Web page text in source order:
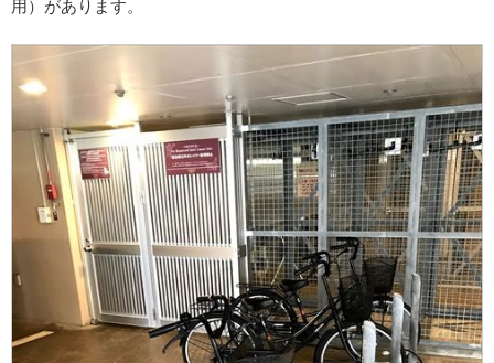
用）があります。